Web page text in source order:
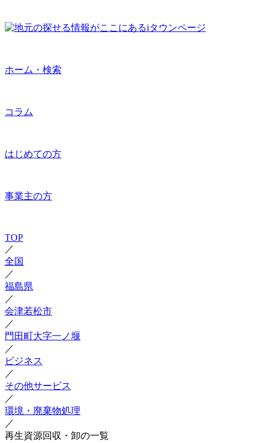
ホーム・検索
コラム
はじめての方
事業主の方
TOP
／
全国
／
福島県
／
会津若松市
／
門田町大字一ノ堰
／
ビジネス
／
その他サービス
／
環境・廃棄物処理
／
再生資源回収・卸の一覧